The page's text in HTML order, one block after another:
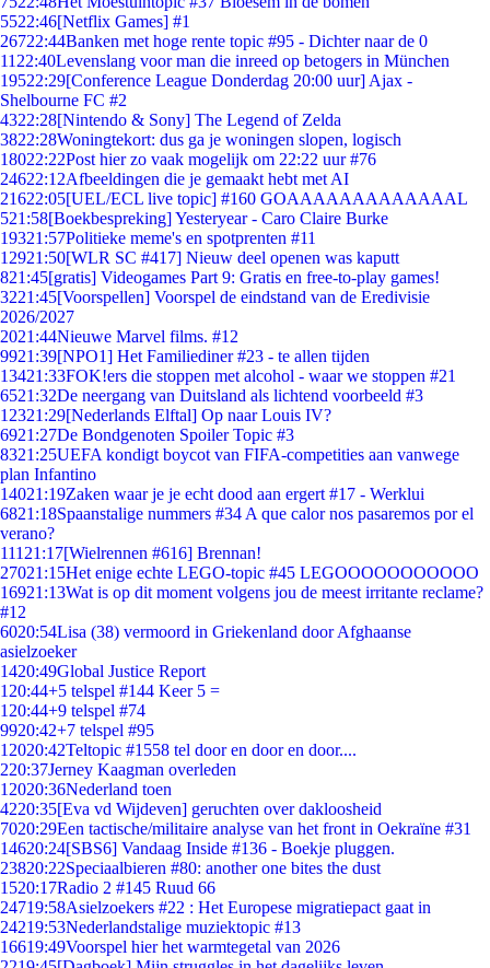
5522:46[Netflix Games] #1
26722:44Banken met hoge rente topic #95 - Dichter naar de 0
11 22:40Levenslang voor man die inreed op betogers in München
19522:29[Conference League Donderdag 20:00 uur] Ajax -
Shelbourne FC #2
4322:28[Nintendo & Sony] The Legend of Zelda
3822:28Woningtekort: dus ga je woningen slopen, logisch
18022:22Post hier zo vaak mogelijk om 22:22 uur #76
24622:12Afbeeldingen die je gemaakt hebt met AI
21622:05[UEL/ECL live topic] #160 GOAAAAAAAAAAAAAL
521:58[Boekbespreking] Yesteryear - Caro Claire Burke
19321:57Politieke meme's en spotprenten #11
12921:50[WLR SC #417] Nieuw deel openen was kaputt
821:45[gratis] Videogames Part 9: Gratis en free-to-play games!
3221:45[Voorspellen] Voorspel de eindstand van de Eredivisie
2026/2027
2021:44Nieuwe Marvel films. #12
9921:39[NPO1] Het Familiediner #23 - te allen tijden
13421:33FOK!ers die stoppen met alcohol - waar we stoppen #21
6521:32De neergang van Duitsland als lichtend voorbeeld #3
12321:29[Nederlands Elftal] Op naar Louis IV?
6921:27De Bondgenoten Spoiler Topic #3
8321:25UEFA kondigt boycot van FIFA-competities aan vanwege
plan Infantino
14021:19Zaken waar je je echt dood aan ergert #17 - Werklui
6821:18Spaanstalige nummers #34 A que calor nos pasaremos por el
verano?
111 21:17[Wielrennen #616] Brennan!
27021:15Het enige echte LEGO-topic #45 LEGOOOOOOOOOOO
16921:13Wat is op dit moment volgens jou de meest irritante reclame?
#12
6020:54Lisa (38) vermoord in Griekenland door Afghaanse
asielzoeker
1420:49Global Justice Report
1 20:44+5 telspel #144 Keer 5 =
1 20:44+9 telspel #74
9920:42+7 telspel #95
12020:42Teltopic #1558 tel door en door en door....
220:37Jerney Kaagman overleden
12020:36Nederland toen
4220:35[Eva vd Wijdeven] geruchten over dakloosheid
7020:29Een tactische/militaire analyse van het front in Oekraïne #31
14620:24[SBS6] Vandaag Inside #136 - Boekje pluggen.
23820:22Speciaalbieren #80: another one bites the dust
1520:17Radio 2 #145 Ruud 66
24719:58Asielzoekers #22 : Het Europese migratiepact gaat in
24219:53Nederlandstalige muziektopic #13
16619:49Voorspel hier het warmtegetal van 2026